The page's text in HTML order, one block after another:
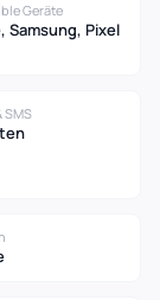
Geräte
Samsung, Pixel
SMS